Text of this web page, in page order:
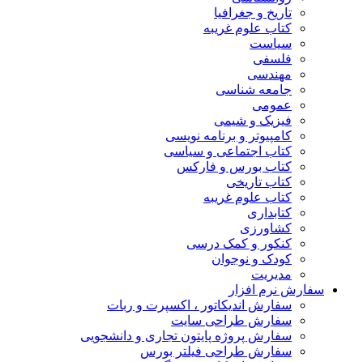
تاریخ و جغرافیا
کتاب علوم غریبه
سیاست
فلسفی
مهندسی
جامعه شناسی
عمومی
فیزیک و شیمی
کامپیوتر و برنامه نویسی
کتاب اجتماعی و سیاسی
کتاب بورس و فارکس
کتاب تاریخی
کتاب علوم غریبه
کتابداری
کشاورزی
کنکور و کمک‌ درسی
کودک و نوجوان
مدیریت
سفارش نرم افزار
سفارش اندیکاتور ، اکسپرت و ربات
سفارش طراحی سایت
سفارش پروژه پایتون تجاری و دانشجویی
سفارش طراحی فیلتر بورس